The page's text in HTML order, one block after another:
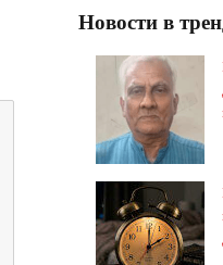
Новости в